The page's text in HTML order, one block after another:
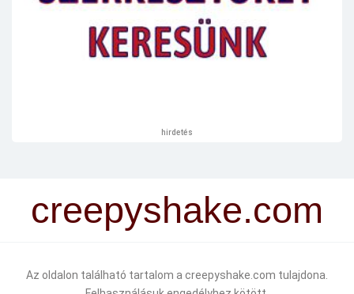
hirdetés
creepyshake.com
Az oldalon található tartalom a creepyshake.com tulajdona.